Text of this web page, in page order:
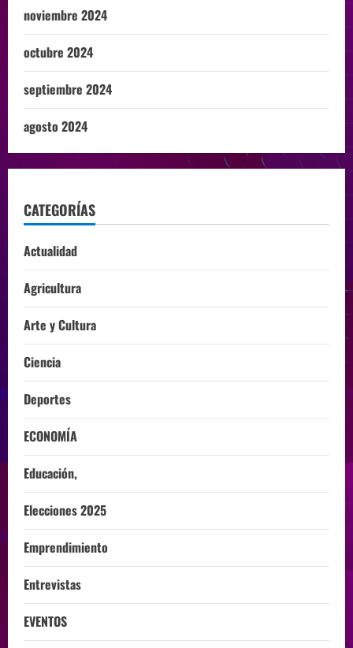
noviembre 2024
octubre 2024
septiembre 2024
agosto 2024
CATEGORÍAS
Actualidad
Agricultura
Arte y Cultura
Ciencia
Deportes
ECONOMÍA
Educación,
Elecciones 2025
Emprendimiento
Entrevistas
EVENTOS